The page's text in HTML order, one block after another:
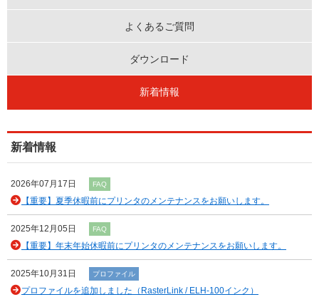
よくあるご質問
ダウンロード
新着情報
新着情報
2026年07月17日 FAQ
【重要】夏季休暇前にプリンタのメンテナンスをお願いします。
2025年12月05日 FAQ
【重要】年末年始休暇前にプリンタのメンテナンスをお願いします。
2025年10月31日 プロファイル
プロファイルを追加しました（RasterLink / ELH-100インク）